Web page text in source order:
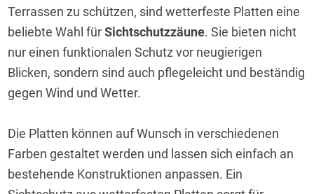
Terrassen zu schützen, sind wetterfeste Platten eine
beliebte Wahl für Sichtschutzzäune. Sie bieten nicht
nur einen funktionalen Schutz vor neugierigen
Blicken, sondern sind auch pflegeleicht und beständig
gegen Wind und Wetter.
Die Platten können auf Wunsch in verschiedenen
Farben gestaltet werden und lassen sich einfach an
bestehende Konstruktionen anpassen. Ein